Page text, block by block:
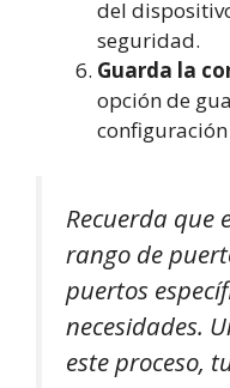
del
seguridad.
Guarda la
opción de
Recuerda que
rango de
puertos
necesidades.
este proceso,